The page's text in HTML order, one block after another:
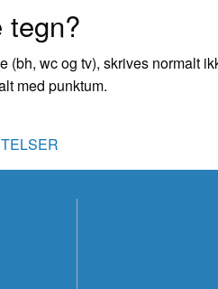
tegn?
wc og tv), skrives normalt
med punktum.